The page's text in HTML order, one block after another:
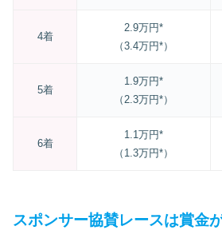
4着
2.9万円*
（3.4万円*）
5着
1.9万円*
（2.3万円*）
6着
1.1万円*
（1.3万円*）
スポンサー協賛レースは賞金